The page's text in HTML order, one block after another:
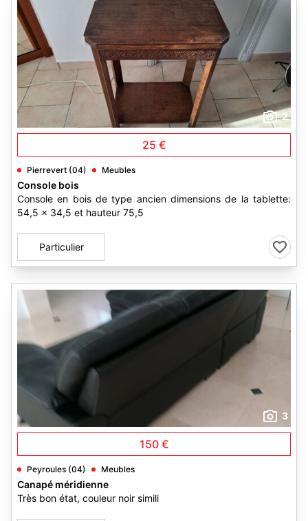
2
25 €
Pierrevert (04) Meubles
Console bois
Console en bois de type ancien dimensions de la tablette:
54,5 x 34,5 et hauteur 75,5
Particulier
3
150 €
Peyroules (04) Meubles
Canapé méridienne
Très bon état, couleur noir simili